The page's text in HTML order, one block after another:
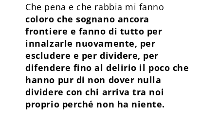
Che pena e che rabbia mi fanno
coloro che sognano ancora
frontiere e fanno di tutto per
innalzarle nuovamente, per
escludere e per dividere, per
difendere fino al delirio il poco che
hanno pur di non dover nulla
dividere con chi arriva tra noi
proprio perché non ha niente.